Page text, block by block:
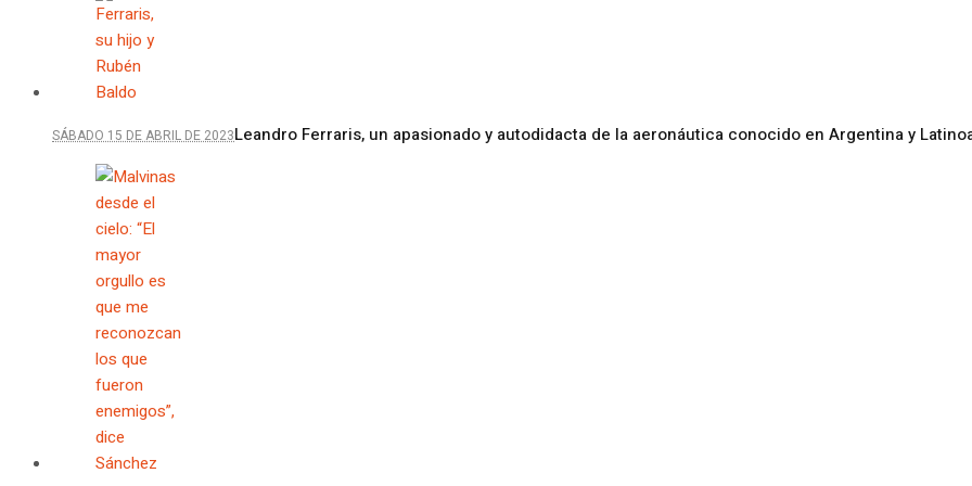
SÁBADO 15 DE ABRIL DE 2023Leandro Ferraris, un apasionado y autodidacta de la aeronáutica conocido en Argentina y